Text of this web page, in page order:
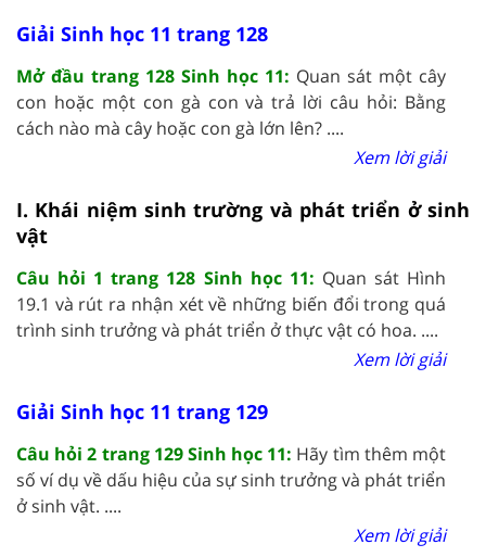
Giải Sinh học 11 trang 128
Mở đầu trang 128 Sinh học 11: Quan sát một cây
con hoặc một con gà con và trả lời câu hỏi: Bằng
cách nào mà cây hoặc con gà lớn lên? ....
Xem lời giải
I. Khái niệm sinh trường và phát triển ở sinh
vật
Câu hỏi 1 trang 128 Sinh học 11: Quan sát Hình
19.1 và rút ra nhận xét về những biến đổi trong quá
trình sinh trưởng và phát triển ở thực vật có hoa. ....
Xem lời giải
Giải Sinh học 11 trang 129
Câu hỏi 2 trang 129 Sinh học 11: Hãy tìm thêm một
số ví dụ về dấu hiệu của sự sinh trưởng và phát triển
ở sinh vật. ....
Xem lời giải